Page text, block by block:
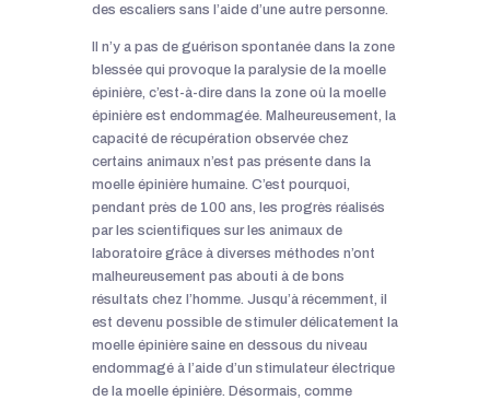
des escaliers sans l’aide d’une autre personne.
Il n’y a pas de guérison spontanée dans la zone
blessée qui provoque la paralysie de la moelle
épinière, c’est-à-dire dans la zone où la moelle
épinière est endommagée. Malheureusement, la
capacité de récupération observée chez
certains animaux n’est pas présente dans la
moelle épinière humaine. C’est pourquoi,
pendant près de 100 ans, les progrès réalisés
par les scientifiques sur les animaux de
laboratoire grâce à diverses méthodes n’ont
malheureusement pas abouti à de bons
résultats chez l’homme. Jusqu’à récemment, il
est devenu possible de stimuler délicatement la
moelle épinière saine en dessous du niveau
endommagé à l’aide d’un stimulateur électrique
de la moelle épinière. Désormais, comme